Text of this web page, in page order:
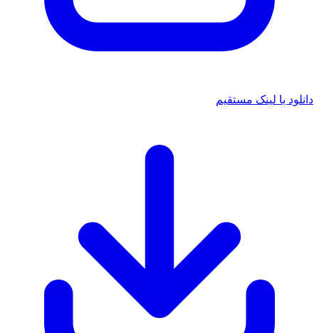
دانلود با لینک مستقیم